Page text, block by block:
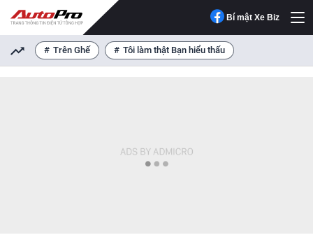
Bí mật Xe Biz
Trên Ghế Tôi làm thật Bạn hiểu thấu